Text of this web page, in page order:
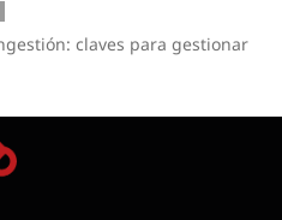
claves para gestionar